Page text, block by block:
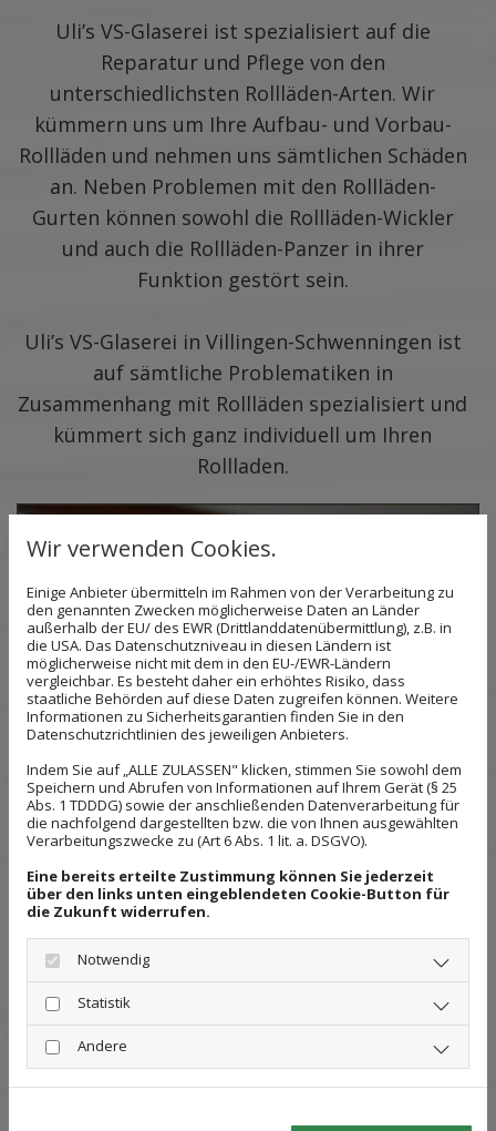
Uli’s VS-Glaserei ist spezialisiert auf die
Reparatur und Pflege von den
unterschiedlichsten Rollläden-Arten. Wir
kümmern uns um Ihre Aufbau- und Vorbau-
Rollläden und nehmen uns sämtlichen Schäden
an. Neben Problemen mit den Rollläden-
Gurten können sowohl die Rollläden-Wickler
und auch die Rollläden-Panzer in ihrer
Funktion gestört sein.
Uli’s VS-Glaserei in Villingen-Schwenningen ist
auf sämtliche Problematiken in
Zusammenhang mit Rollläden spezialisiert und
kümmert sich ganz individuell um Ihren
Rollladen.
Wir verwenden Cookies.
Einige Anbieter übermitteln im Rahmen von der Verarbeitung zu
den genannten Zwecken möglicherweise Daten an Länder
außerhalb der EU/ des EWR (Drittlanddatenübermittlung), z.B. in
die USA. Das Datenschutzniveau in diesen Ländern ist
möglicherweise nicht mit dem in den EU-/EWR-Ländern
vergleichbar. Es besteht daher ein erhöhtes Risiko, dass
staatliche Behörden auf diese Daten zugreifen können. Weitere
Informationen zu Sicherheitsgarantien finden Sie in den
Datenschutzrichtlinien des jeweiligen Anbieters.
Indem Sie auf „ALLE ZULASSEN" klicken, stimmen Sie sowohl dem
Speichern und Abrufen von Informationen auf Ihrem Gerät (§ 25
Abs. 1 TDDDG) sowie der anschließenden Datenverarbeitung für
die nachfolgend dargestellten bzw. die von Ihnen ausgewählten
Verarbeitungszwecke zu (Art 6 Abs. 1 lit. a. DSGVO).
Eine bereits erteilte Zustimmung können Sie jederzeit
über den links unten eingeblendeten Cookie-Button für
die Zukunft widerrufen.
Notwendig
Statistik
Andere